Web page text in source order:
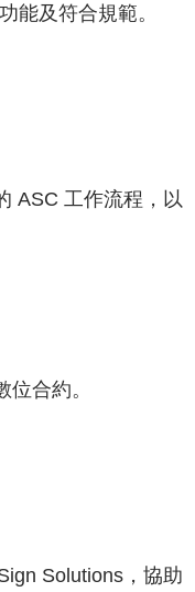
能及符合規範。
ASC 工作流程，以
合約。
Solutions，協助